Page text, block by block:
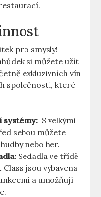
pro smysly!
si můžete užít
exkluzivních‍ vín
společností, které
systémy: ⁤ S velkými
sebou můžete
nebo her.
Sedadla ve třídě
Class⁤ jsou vybavena
a umožňují